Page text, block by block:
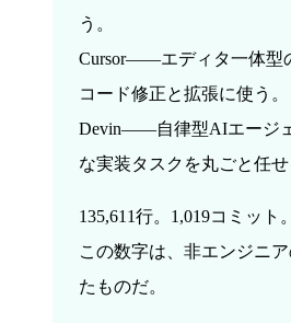
う。
Cursor——エディタ一体型
コード修正と拡張に使う。
Devin——自律型AIエージ
な実装タスクを丸ごと任せ
135,611行。1,019コミット。
この数字は、非エンジニ
たものだ。